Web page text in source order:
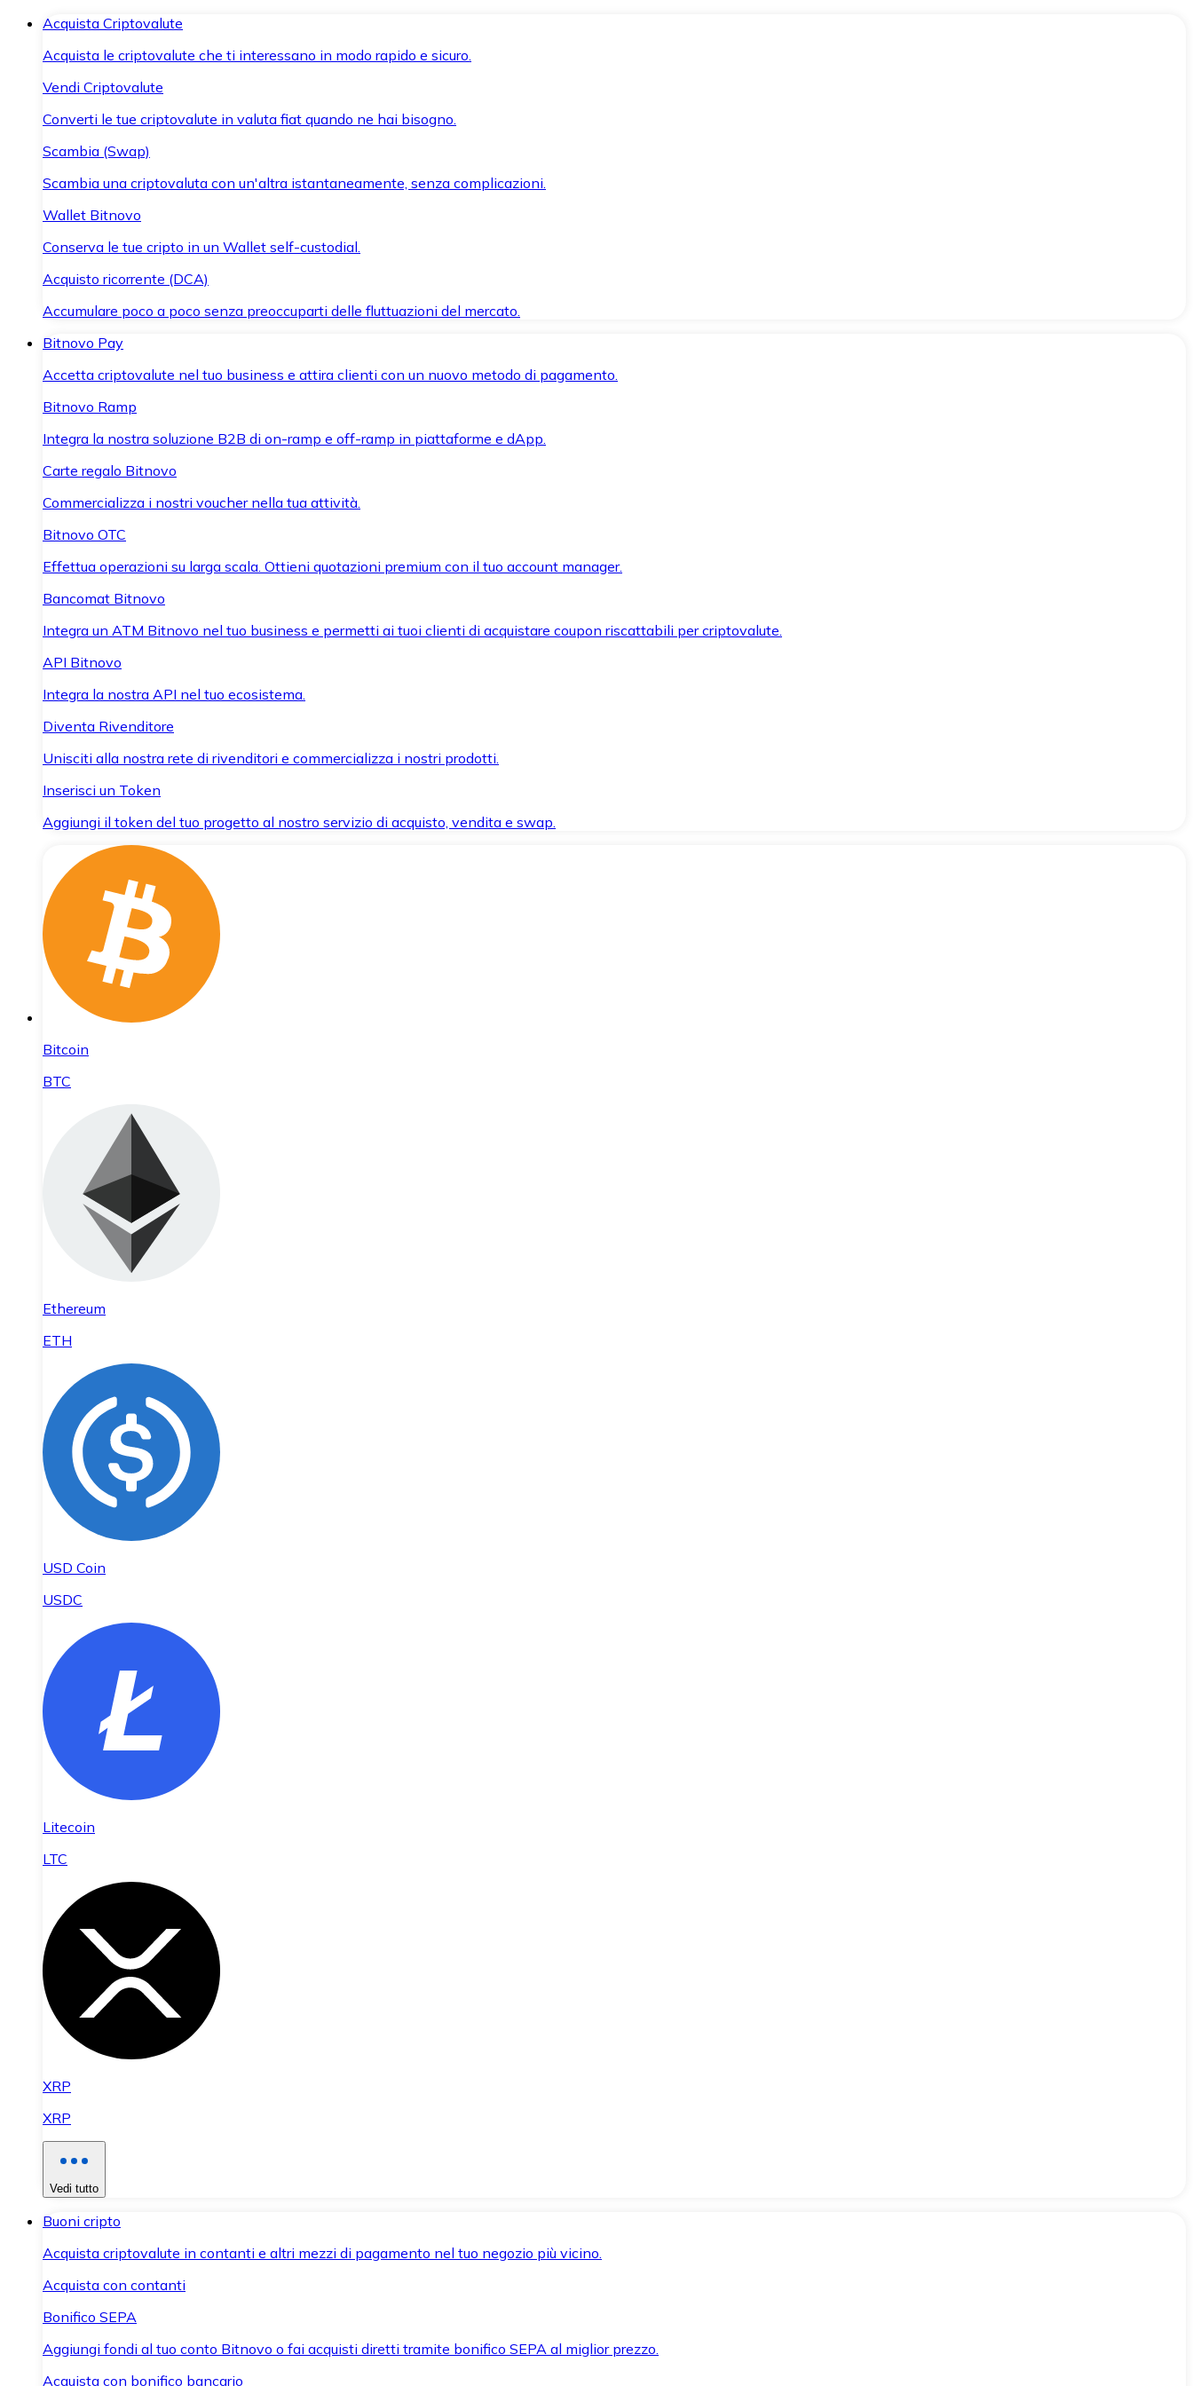
Acquista Criptovalute
Acquista le criptovalute che ti interessano in modo rapido e sicuro.
Vendi Criptovalute
Converti le tue criptovalute in valuta fiat quando ne hai bisogno.
Scambia (Swap)
Scambia una criptovaluta con un'altra istantaneamente, senza complicazioni.
Wallet Bitnovo
Conserva le tue cripto in un Wallet self-custodial.
Acquisto ricorrente (DCA)
Accumulare poco a poco senza preoccuparti delle fluttuazioni del mercato.
Bitnovo Pay
Accetta criptovalute nel tuo business e attira clienti con un nuovo metodo di pagamento.
Bitnovo Ramp
Integra la nostra soluzione B2B di on-ramp e off-ramp in piattaforme e dApp.
Carte regalo Bitnovo
Commercializza i nostri voucher nella tua attività.
Bitnovo OTC
Effettua operazioni su larga scala. Ottieni quotazioni premium con il tuo account manager.
Bancomat Bitnovo
Integra un ATM Bitnovo nel tuo business e permetti ai tuoi clienti di acquistare coupon riscattabili per criptovalute.
API Bitnovo
Integra la nostra API nel tuo ecosistema.
Diventa Rivenditore
Unisciti alla nostra rete di rivenditori e commercializza i nostri prodotti.
Inserisci un Token
Aggiungi il token del tuo progetto al nostro servizio di acquisto, vendita e swap.
Bitcoin
BTC
Ethereum
ETH
USD Coin
USDC
Litecoin
LTC
XRP
XRP
Vedi tutto
Buoni cripto
Acquista criptovalute in contanti e altri mezzi di pagamento nel tuo negozio più vicino.
Acquista con contanti
Bonifico SEPA
Aggiungi fondi al tuo conto Bitnovo o fai acquisti diretti tramite bonifico SEPA al miglior prezzo.
Acquista con bonifico bancario